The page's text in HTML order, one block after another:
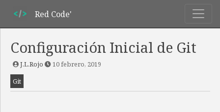
Red Code'
Configuración Inicial de Git
J.L.Rojo
10 febrero, 2019
Git